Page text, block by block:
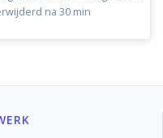
na 30 min